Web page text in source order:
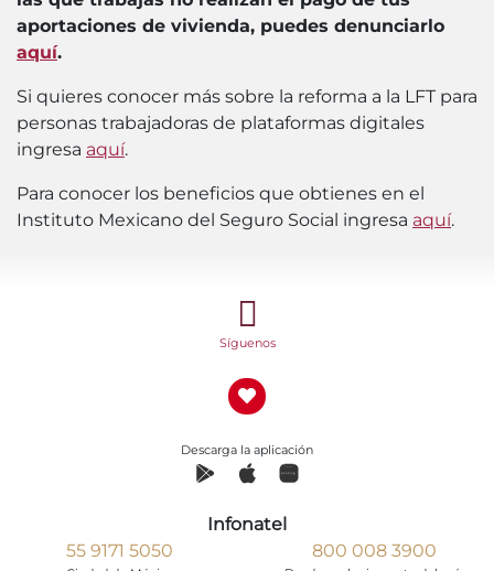
aportaciones de vivienda, puedes denunciarlo
aquí.
Si quieres conocer más sobre la reforma a la LFT para
personas trabajadoras de plataformas digitales
ingresa aquí.
Para conocer los beneficios que obtienes en el
Instituto Mexicano del Seguro Social ingresa aquí.
Síguenos
Descarga la aplicación
Infonatel
55 9171 5050
800 008 3900